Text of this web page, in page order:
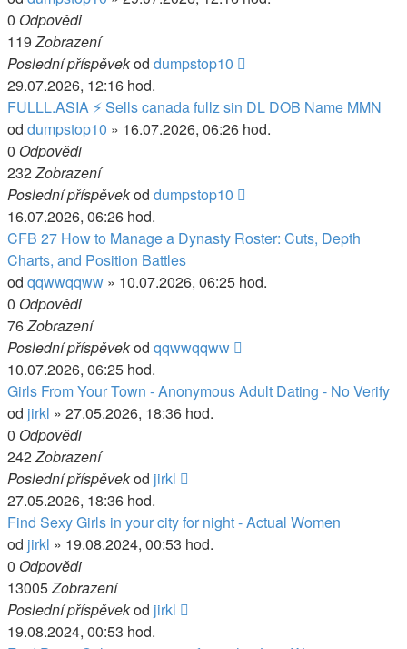
0 Odpovědi
119Zobrazení
Poslední příspěvekod dumpstop10
29.07.2026, 12:16 hod.
FULLL.ASIA ⚡ Sells canada fullz sin DL DOB Name MMN
od dumpstop10 » 16.07.2026, 06:26 hod.
0 Odpovědi
232Zobrazení
Poslední příspěvekod dumpstop10
16.07.2026, 06:26 hod.
CFB 27 How to Manage a Dynasty Roster: Cuts, Depth
Charts, and Position Battles
od qqwwqqww » 10.07.2026, 06:25 hod.
0 Odpovědi
76Zobrazení
Poslední příspěvekod qqwwqqww
10.07.2026, 06:25 hod.
Girls From Your Town - Anonymous Adult Dating - No Verify
od jirkl » 27.05.2026, 18:36 hod.
0 Odpovědi
242Zobrazení
Poslední příspěvekod jirkl
27.05.2026, 18:36 hod.
Find Sexy Girls in your city for night - Actual Women
od jirkl » 19.08.2024, 00:53 hod.
0 Odpovědi
13005Zobrazení
Poslední příspěvekod jirkl
19.08.2024, 00:53 hod.